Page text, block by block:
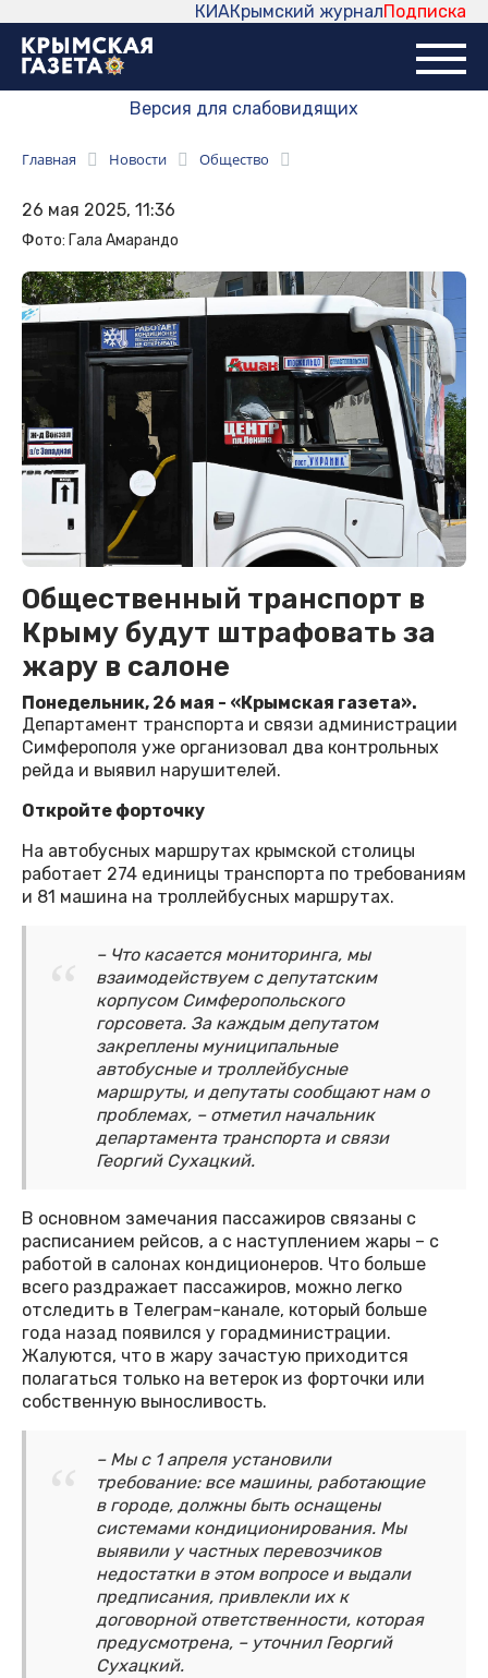
Подписка
Крымский журнал
КИА
Версия для слабовидящих
Главная Новости Общество
26 мая 2025, 11:36
Фото: Гала Амарандо
Общественный транспорт в
Крыму будут штрафовать за
жару в салоне
Понедельник, 26 мая - «Крымская газета».
Департамент транспорта и связи администрации
Симферополя уже организовал два контрольных
рейда и выявил нарушителей.
Откройте форточку
На автобусных маршрутах крымской столицы
работает 274 единицы транспорта по требованиям
и 81 машина на троллейбусных маршрутах.
– Что касается мониторинга, мы
взаимодействуем с депутатским
корпусом Симферопольского
горсовета. За каждым депутатом
закреплены муниципальные
автобусные и троллейбусные
маршруты, и депутаты сообщают нам о
проблемах, – отметил начальник
департамента транспорта и связи
Георгий Сухацкий.
В основном замечания пассажиров связаны с
расписанием рейсов, а с наступлением жары – с
работой в салонах кондиционеров. Что больше
всего раздражает пассажиров, можно легко
отследить в Телеграм-канале, который больше
года назад появился у горадминистрации.
Жалуются, что в жару зачастую приходится
полагаться только на ветерок из форточки или
собственную выносливость.
– Мы с 1 апреля установили
требование: все машины, работающие
в городе, должны быть оснащены
системами кондиционирования. Мы
выявили у частных перевозчиков
недостатки в этом вопросе и выдали
предписания, привлекли их к
договорной ответственности, которая
предусмотрена, – уточнил Георгий
Сухацкий.